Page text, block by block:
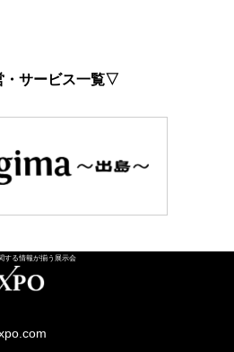
・サービス一覧▽
する情報が揃う展示会